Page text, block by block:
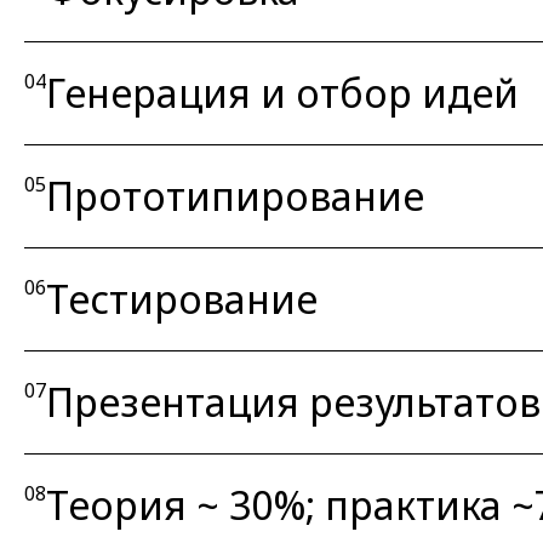
04Генерация и отбор идей
05Прототипирование
06Тестирование
07Презентация результатов
08Теория ~ 30%; практика